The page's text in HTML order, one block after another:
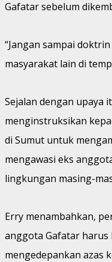
Gafatar sebelum
“Jangan sampai
masyarakat lain di
Sejalan dengan upaya
menginstruksikan
di Sumut untuk
mengawasi eks
lingkungan masing-
Erry menambahkan,
anggota Gafatar
mengedepankan azas